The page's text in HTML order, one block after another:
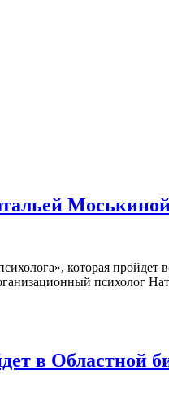
которая пройдет
психолог
в Областной